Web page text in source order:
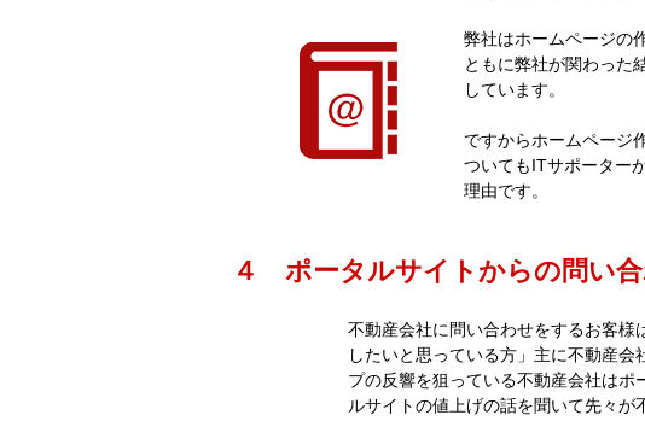
弊社はホームページの
ともに弊社が関わった
しています。
ですからホームページ
ついてもITサポーター
理由です。
４ ポータルサイトからの問い
不動産会社に問い合わせをするお客
したいと思っている方」主に不動産
プの反響を狙っている不動産会社は
ルサイトの値上げの話を聞いて先々が